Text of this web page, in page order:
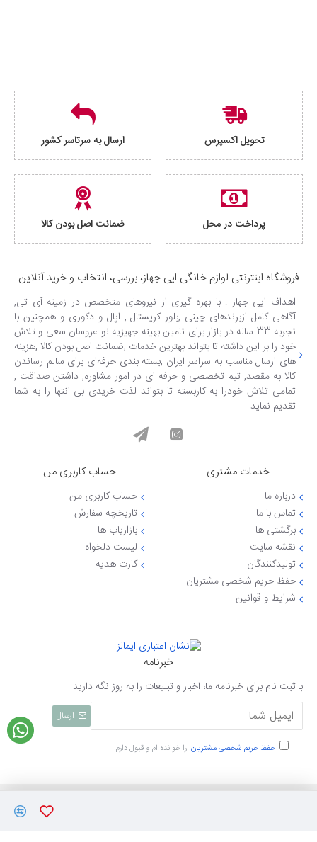
تحویل اکسپرس ارسال به سرتاسر کشور
پرداخت در محل ضمانت اصل بودن کالا
فروشگاه اینترنتی لوازم خانگی ایی جهاز، بررسی، انتخاب و خرید آنلاین
اهداف ایی جهاز : با بهره گیری از نیروهای متخصص در زمینه آی تی,
آگاهی کامل ازبرندهای چینی ,بلور کریستال , اپال و دکوری و همچنین با
تجربه 33 ساله در بازار برای تامین بهینه جهیزیه نو عروسان سعی و تلاش
خود را بر این داشته تا بتواند بهترین خدمات ,ضمانت اصل بودن کالا ,هزینه
های ارسال مناسب به سراسر ایران ,بسته بندی حرفه‌ای برای سالم رساندن
کالا به مقصد, تیم تخصصی و حرفه ای در امور مشاوره, داشتن صداقت ,
تمامی تلاش خودرا به کاربسته تا بتواند لذت خریدی بی انتها را به شما
تقدیم نماید
خدمات مشتری
درباره ما
تماس با ما
برگشتی ها
نقشه سایت
تولیدکنندگان
حفظ حریم شخصی مشتریان
شرایط و قوانین
حساب کاربری من
حساب کاربری من
تاریخچه سفارش
بازاریاب ها
لیست دلخواه
کارت هدیه
خبرنامه
با ثبت نام برای خبرنامه ما، اخبار و تبلیغات را به روز نگه دارید
ارسال
حفظ حریم شخصی مشتریان را خوانده ام و قبول دارم